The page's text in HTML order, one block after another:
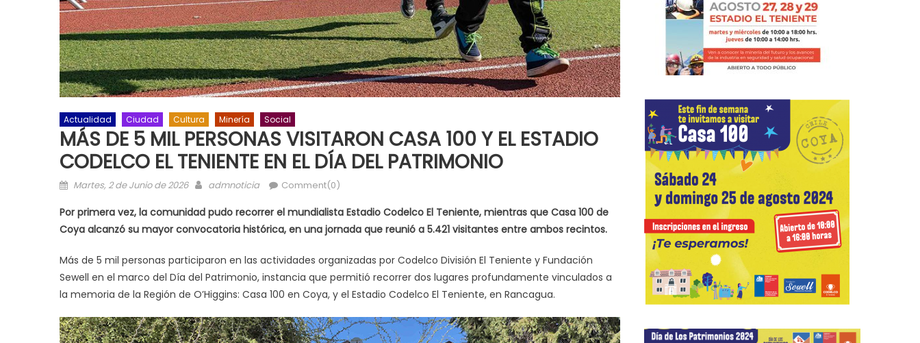
Actualidad Ciudad Cultura Minería Social
MÁS DE 5 MIL PERSONAS VISITARON CASA 100 Y EL ESTADIO
CODELCO EL TENIENTE EN EL DÍA DEL PATRIMONIO
Posted on
Martes, 2 de Junio de 2026 Author
admnoticia Comment(0)
Por primera vez, la comunidad pudo recorrer el mundialista Estadio Codelco El Teniente, mientras que Casa 100 de
Coya alcanzó su mayor convocatoria histórica, en una jornada que reunió a 5.421 visitantes entre ambos recintos.
Más de 5 mil personas participaron en las actividades organizadas por Codelco División El Teniente y Fundación
Sewell en el marco del Día del Patrimonio, instancia que permitió recorrer dos lugares profundamente vinculados a
la memoria de la Región de O’Higgins: Casa 100 en Coya, y el Estadio Codelco El Teniente, en Rancagua.